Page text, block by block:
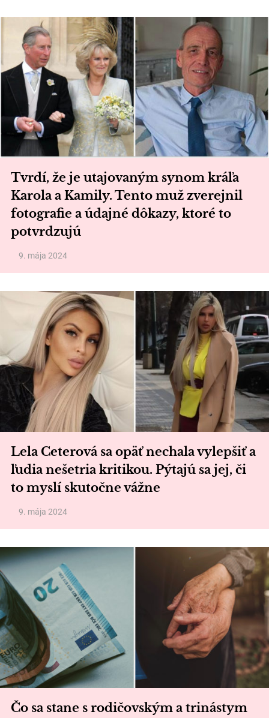
Tvrdí, že je utajovaným synom kráľa
Karola a Kamily. Tento muž zverejnil
fotografie a údajné dôkazy, ktoré to
potvrdzujú
9. mája 2024
Lela Ceterová sa opäť nechala vylepšiť a
ľudia nešetria kritikou. Pýtajú sa jej, či
to myslí skutočne vážne
9. mája 2024
Čo sa stane s rodičovským a trinástym